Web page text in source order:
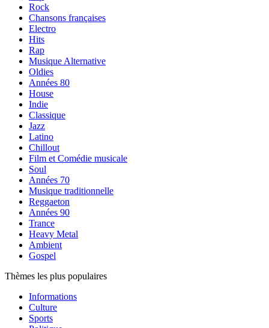
Rock
Chansons françaises
Electro
Hits
Rap
Musique Alternative
Oldies
Années 80
House
Indie
Classique
Jazz
Latino
Chillout
Film et Comédie musicale
Soul
Années 70
Musique traditionnelle
Reggaeton
Années 90
Trance
Heavy Metal
Ambient
Gospel
Thèmes les plus populaires
Informations
Culture
Sports